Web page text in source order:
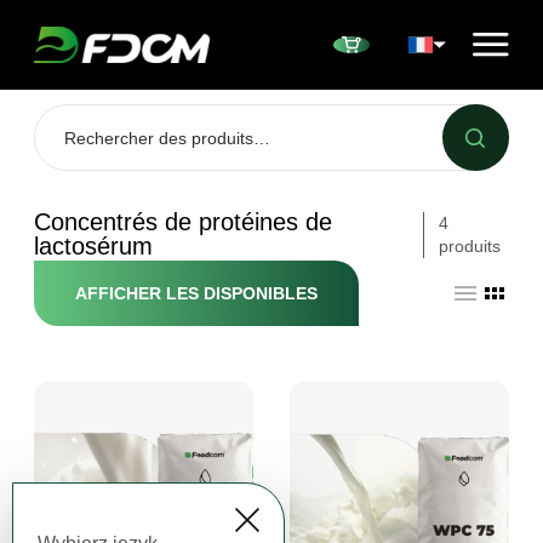
Concentrés de protéines de
lactosérum
4
produits
AFFICHER LES DISPONIBLES